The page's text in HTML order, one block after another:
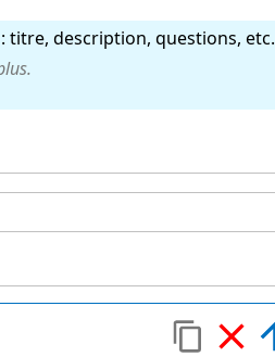
titre, description, questions, etc.